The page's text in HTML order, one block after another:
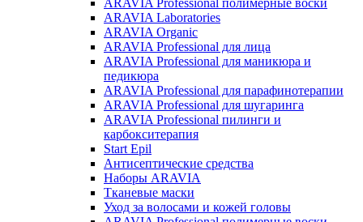
ARAVIA Professional полимерные воски
ARAVIA Laboratories
ARAVIA Organic
ARAVIA Professional для лица
ARAVIA Professional для маникюра и
педикюра
ARAVIA Professional для парафинотерапии
ARAVIA Professional для шугаринга
ARAVIA Professional пилинги и
карбокситерапия
Start Epil
Антисептические средства
Наборы ARAVIA
Тканевые маски
Уход за волосами и кожей головы